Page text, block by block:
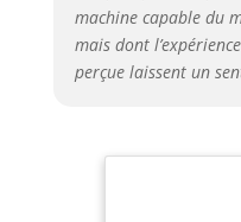
machine capable du
mais dont
perçue laissent un